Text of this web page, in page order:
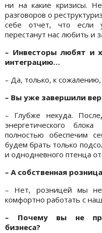
ни на какие кризисы.
разговоров о
себе отчет, что если
перестанут нас любить и
– Инвесторы любят и
интеграцию…
– Да, только, к
– Вы уже завершили
– Глубже некуда.
энергетического
полностью обеспечим
будем брать только
и однодневного птенца
– А собственная
– Нет, розницей мы не
комфортно работать с
– Почему вы не
бизнеса?